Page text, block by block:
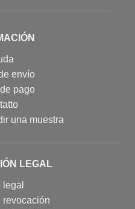
envío
pago
una muestra
LEGAL
revocación